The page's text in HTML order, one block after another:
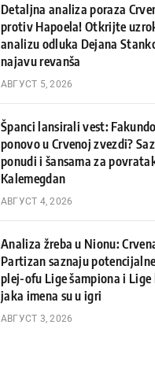
Detaljna analiza poraza
protiv Hapoela! Otkrijte
analizu odluka Dejana
najavu revanša
АВГУСТ 5, 2026
Španci lansirali vest:
ponovo u Crvenoj zvezdi?
ponudi i šansama za
Kalemegdan
АВГУСТ 4, 2026
Analiza žreba u Nionu:
Partizan saznaju
plej-ofu Lige šampiona i Lige
jaka imena su u igri
АВГУСТ 3, 2026